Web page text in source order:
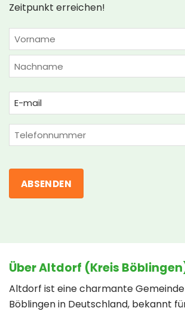
Zeitpunkt erreichen!
NAME
(ERFORDERLICH)
Vorname
Email
(erforderlich)
Phone
Über Altdorf (Kreis
Altdorf ist eine charmante Gemeinde
Böblingen in Deutschland, bekannt